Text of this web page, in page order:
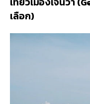
เลือก)